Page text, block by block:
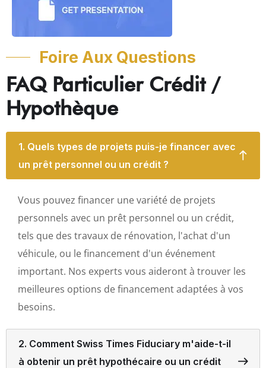
Foire Aux Questions
FAQ Particulier Crédit /
Hypothèque
1. Quels types de projets puis-je financer avec
un prêt personnel ou un crédit ?
Vous pouvez financer une variété de projets
personnels avec un prêt personnel ou un crédit,
tels que des travaux de rénovation, l'achat d'un
véhicule, ou le financement d'un événement
important. Nos experts vous aideront à trouver les
meilleures options de financement adaptées à vos
besoins.
2. Comment Swiss Times Fiduciary m'aide-t-il
à obtenir un prêt hypothécaire ou un crédit